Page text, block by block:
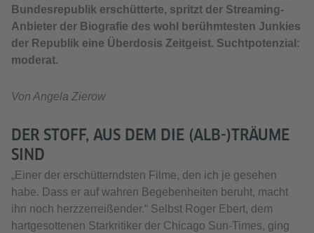
Bundesrepublik erschütterte, spritzt der Streaming-
Anbieter der Biografie des wohl berühmtesten Junkies
der Republik eine Überdosis Zeitgeist. Suchtpotenzial:
moderat.
Von Angela Zierow
DER STOFF, AUS DEM DIE (ALB-)TRÄUME
SIND
„Einer der erschütterndsten Filme, den ich je gesehen
habe. Dass er auf wahren Begebenheiten beruht, macht
ihn noch herzzerreißender.“ Selbst Roger Ebert, dem
hartgesottenen Starkritiker der Chicago Sun-Times, ging